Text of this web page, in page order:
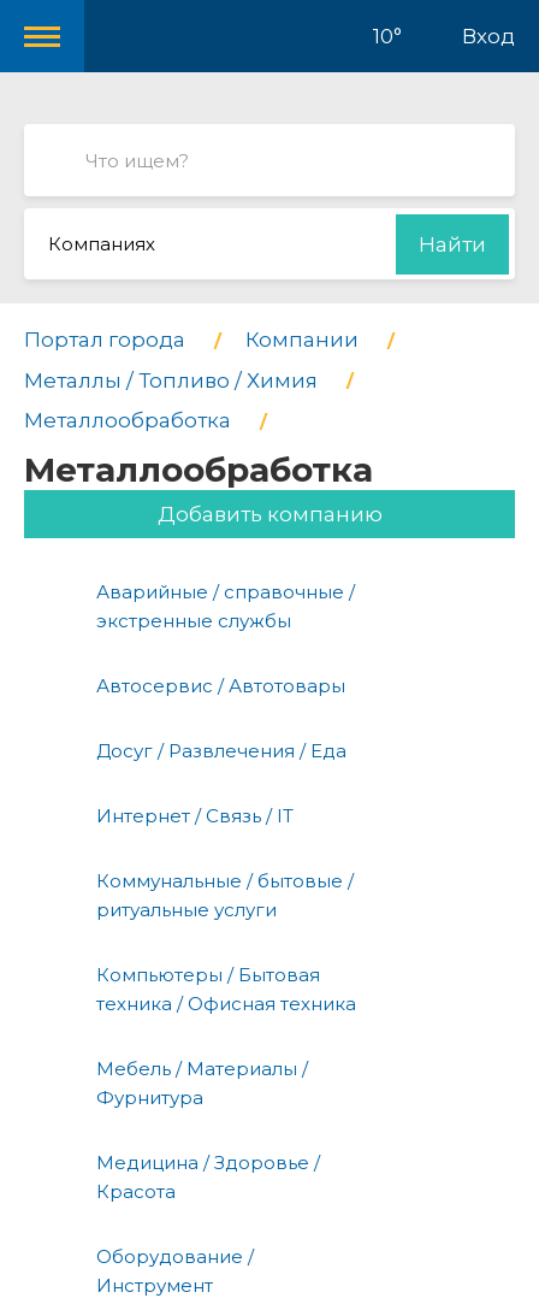
10° Вход
Компаниях Найти
Портал города
Компании
Металлы / Топливо / Химия
Металлообработка
Металлообработка
Добавить компанию
Аварийные / справочные /
экстренные службы
Автосервис / Автотовары
Досуг / Развлечения / Еда
Интернет / Связь / IT
Коммунальные / бытовые /
ритуальные услуги
Компьютеры / Бытовая
техника / Офисная техника
Мебель / Материалы /
Фурнитура
Медицина / Здоровье /
Красота
Оборудование /
Инструмент